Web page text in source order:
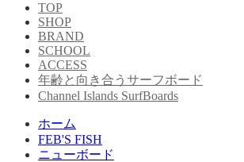
TOP
SHOP
BRAND
SCHOOL
ACCESS
年齢と向き合うサーフボード
Channel Islands SurfBoards
ホーム
FEB'S FISH
ニューボード